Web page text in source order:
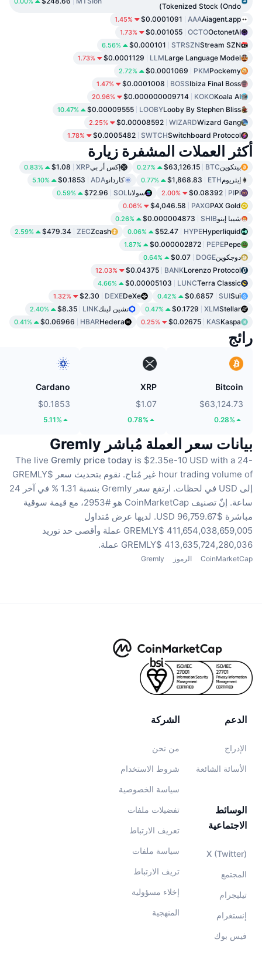
Tokenized Stock (Ondo)
Aiagent.app
AAA
$0.0001091
1.45%
OctonetAI
OCTO
$0.001055
1.73%
Stream SZN
STRSZN
$0.000101
6.56%
Large Language Model
LLM
$0.0001129
1.73%
Pockemy
PKM
$0.0001069
2.72%
Ibiza Final Boss
BOSS
$0.0001008
1.47%
Koala AI
KOKO
$0.000000009714
20.96%
Looby By Stephen Bliss
LOOBY
$0.00009555
10.47%
Wizard Gang
WIZARD
$0.00008592
2.25%
Switchboard Protocol
SWTCH
$0.0005482
1.78%
أكثر العملات المشفرة زيارة
بيتكوينBTC
$63,126.15
0.27% إكس أر بيXRP
$1.08
0.83%
إيثريومETH
$1,868.83
0.77% كاردانوADA
$0.1853
5.10%
Pi
PI
$0.08392
2.00% سولانا SOL
$72.96
0.59%
PAX Gold
PAXG
$4,046.58
0.06%
شيبا إينوSHIB
$0.000004873
0.26%
Hyperliquid
HYPE
$52.47
0.06%
Zcash
ZEC
$479.34
2.59%
Pepe
PEPE
$0.000002872
1.87%
دوجكوينDOGE
$0.07
0.64%
Lorenzo Protocol
BANK
$0.04375
12.03%
Terra Classic
LUNC
$0.00005103
4.66%
Sui
SUI
$0.6857
0.42%
DeXe
DEXE
$2.30
1.32%
Stellar
XLM
$0.1729
0.47% تشين لينكLINK
$8.35
2.40%
Kaspa
KAS
$0.02675
0.25%
Hedera
HBAR
$0.06966
0.41%
رائج
Bitcoin
$63,124.73
0.28%
XRP
$1.07
0.78%
Cardano
$0.1853
5.11%
بيانات سعر العملة مُباشر Gremly
The live Gremly price today is $2.35e-10 USD with a 24-
hour trading volume of غير مُتاح.
نقوم بتحديث سعر $GREMLY
إلى USD في لحظات.
ارتفع سعر Gremly بنسبة 1.31 % في آخر 24
ساعة.
إنّ تصنيف CoinMarketCap هو #2953، مع قيمة سوقية
مباشرة $96,759.67 USD.
لديها عرض مُتداول
411,654,038,659,005 $GREMLY عملة
وأقصى حد توريد
413,635,724,280,036 $GREMLY عملة.
CoinMarketCap الرموز Gremly
الشركة
من نحن
شروط الاستخدام
سياسة الخصوصية
تفضيلات ملفات
تعريف الارتباط
سياسة ملفات
تريف الارتباط
إخلاء مسؤولية
المنهجية
الدعم
الإدراج
الأسائة الشائعة
الوسائط
الاجتماعية
X (Twitter)
المجتمع
تيليجرام
إنستغرام
فيس بوك